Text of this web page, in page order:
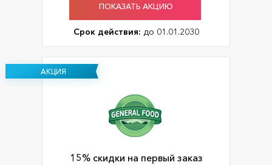
ПОКАЗАТЬ АКЦИЮ
Срок действия: до 01.01.2030
АКЦИЯ
15% скидки на первый заказ